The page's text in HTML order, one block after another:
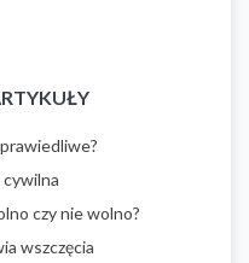
czy nie wolno?
wszczęcia